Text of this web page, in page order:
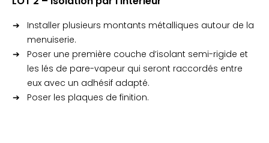
Installer plusieurs montants métalliques autour de la
menuiserie.
Poser une première couche d’isolant semi-rigide et
les lés de pare-vapeur qui seront raccordés entre
eux avec un adhésif adapté.
Poser les plaques de finition.